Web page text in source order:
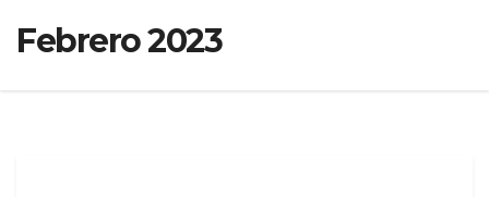
Febrero 2023